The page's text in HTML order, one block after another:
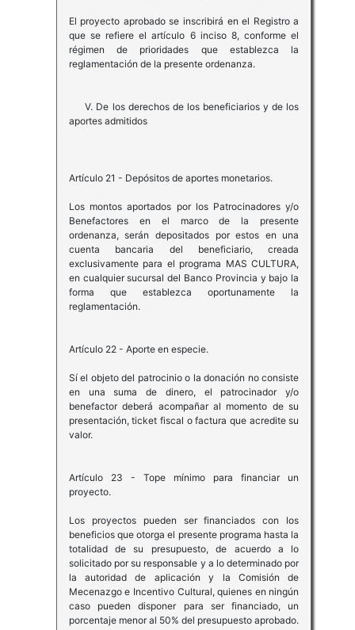
El proyecto aprobado se inscribirá en el Registro a
que se refiere el artículo 6 inciso 8, conforme el
régimen de prioridades que establezca la
reglamentación de la presente ordenanza.
V. De los derechos de los beneficiarios y de los
aportes admitidos
Artículo 21 - Depósitos de aportes monetarios.
Los montos aportados por los Patrocinadores y/o
Benefactores en el marco de la presente
ordenanza, serán depositados por estos en una
cuenta bancaria del beneficiario, creada
exclusivamente para el programa MAS CULTURA,
en cualquier sucursal del Banco Provincia y bajo la
forma que establezca oportunamente la
reglamentación.
Artículo 22 - Aporte en especie.
Sí el objeto del patrocinio o la donación no consiste
en una suma de dinero, el patrocinador y/o
benefactor deberá acompañar al momento de su
presentación, ticket fiscal o factura que acredite su
valor.
Artículo 23 - Tope mínimo para financiar un
proyecto.
Los proyectos pueden ser financiados con los
beneficios que otorga el presente programa hasta la
totalidad de su presupuesto, de acuerdo a lo
solicitado por su responsable y a lo determinado por
la autoridad de aplicación y la Comisión de
Mecenazgo e Incentivo Cultural, quienes en ningún
caso pueden disponer para ser financiado, un
porcentaje menor al 50% del presupuesto aprobado.